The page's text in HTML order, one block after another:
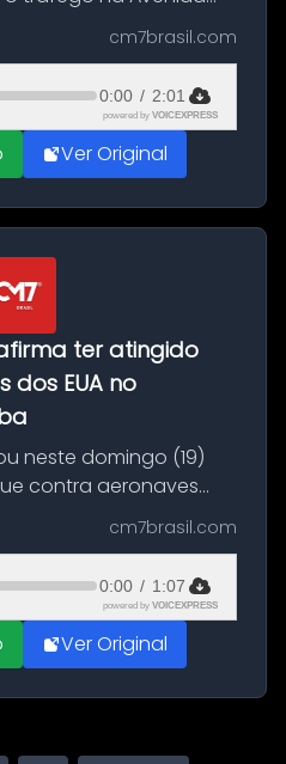
desta segunda-feira
da Prefeitura de
A batida ter...
cm7brasil.com
0:00 / 2:01
powered by VOICEXPRESS
Ver Original
ter atingido
dos EUA no
neste domingo (19)
contra aeronaves
estacionadas no
Jordânia, durante a
2. A...
cm7brasil.com
0:00 / 1:07
powered by VOICEXPRESS
Ver Original